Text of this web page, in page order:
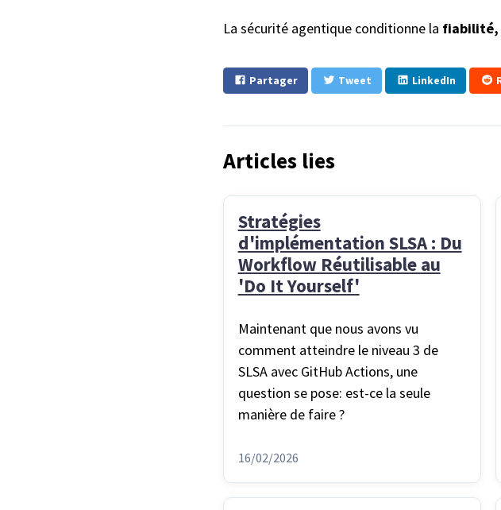
La sécurité agentique conditionne la fiabilité,
Partager Tweet LinkedIn
Articles lies
Stratégies
d'implémentation SLSA : Du
Workflow Réutilisable au
'Do It Yourself'
Maintenant que nous avons vu
comment atteindre le niveau 3 de
SLSA avec GitHub Actions, une
question se pose: est-ce la seule
manière de faire ?
16/02/2026